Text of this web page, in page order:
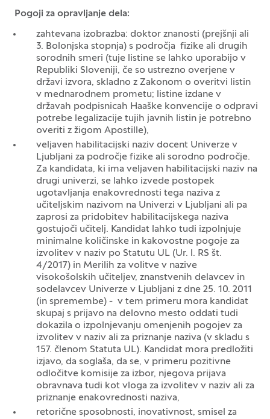
Pogoji za opravljanje dela:
zahtevana izobrazba: doktor znanosti (prejšnji ali
3. Bolonjska stopnja) s področja fizike ali drugih
sorodnih smeri (tuje listine se lahko uporabijo v
Republiki Sloveniji, če so ustrezno overjene v
državi izvora, skladno z Zakonom o overitvi listin
v mednarodnem prometu; listine izdane v
državah podpisnicah Haaške konvencije o odpravi
potrebe legalizacije tujih javnih listin je potrebno
overiti z žigom Apostille),
veljaven habilitacijski naziv docent Univerze v
Ljubljani za področje fizike ali sorodno področje.
Za kandidata, ki ima veljaven habilitacijski naziv na
drugi univerzi, se lahko izvede postopek
ugotavljanja enakovrednosti tega naziva z
učiteljskim nazivom na Univerzi v Ljubljani ali pa
zaprosi za pridobitev habilitacijskega naziva
gostujoči učitelj. Kandidat lahko tudi izpolnjuje
minimalne količinske in kakovostne pogoje za
izvolitev v naziv po Statutu UL (Ur. l. RS št.
4/2017) in Merilih za volitve v nazive
visokošolskih učiteljev, znanstvenih delavcev in
sodelavcev Univerze v Ljubljani z dne 25. 10. 2011
(in spremembe) - v tem primeru mora kandidat
skupaj s prijavo na delovno mesto oddati tudi
dokazila o izpolnjevanju omenjenih pogojev za
izvolitev v naziv ali za priznanje naziva (v skladu s
157. členom Statuta UL). Kandidat mora predložiti
izjavo, da soglaša, da se, v primeru pozitivne
odločitve komisije za izbor, njegova prijava
obravnava tudi kot vloga za izvolitev v naziv ali za
priznanje enakovrednosti naziva,
retorične sposobnosti, inovativnost, smisel za